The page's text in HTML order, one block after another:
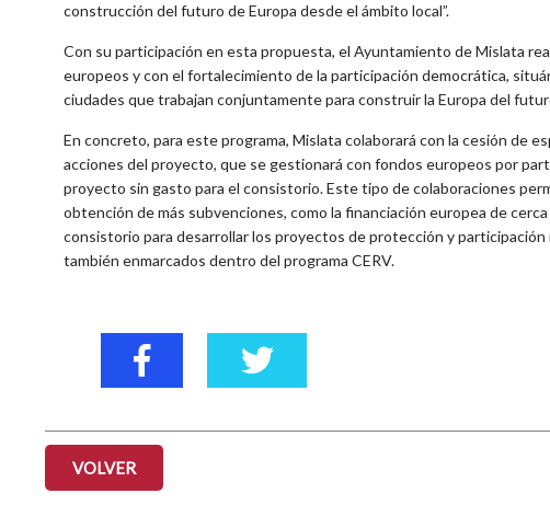
construcción del futuro de Europa desde el ámbito local”.
Con su participación en esta propuesta, el Ayuntamiento de Mislata
europeos y con el fortalecimiento de la participación democrática,
ciudades que trabajan conjuntamente para construir la Europa del
En concreto, para este programa, Mislata colaborará con la cesión de
acciones del proyecto, que se gestionará con fondos europeos por
proyecto sin gasto para el consistorio. Este tipo de colaboraciones
obtención de más subvenciones, como la financiación europea de
consistorio para desarrollar los proyectos de protección y participación
también enmarcados dentro del programa CERV.
VOLVER